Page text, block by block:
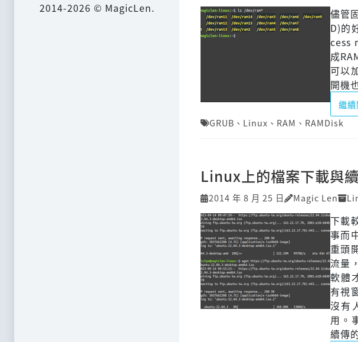
2014-2026 © MagicLen.
儘管
D)的
cess
成
可以
開機
繼
GRUB 、 Linux 、 RAM 、 RAMDisk
Linux上的檔案下載與
2014 年 8 月 25 日 Magic Len
下載
事而
重頭
流量
軟體
有視
沒有
用。
續傳